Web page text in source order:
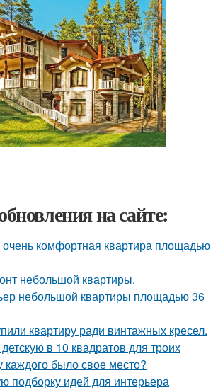
на сайте:
комфортная квартира площадью
небольшой квартиры.
небольшой квартиры площадью 36
квартиру ради винтажных кресел.
в 10 квадратов для троих
каждого было свое место?
подборку идей для интерьера